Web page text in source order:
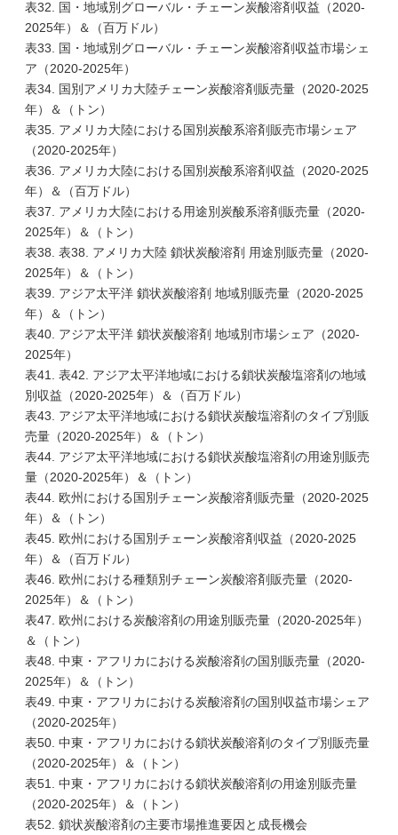
表32. 国・地域別グローバル・チェーン炭酸溶剤収益（2020-
2025年）＆（百万ドル）
表33. 国・地域別グローバル・チェーン炭酸溶剤収益市場シェ
ア（2020-2025年）
表34. 国別アメリカ大陸チェーン炭酸溶剤販売量（2020-2025
年）＆（トン）
表35. アメリカ大陸における国別炭酸系溶剤販売市場シェア
（2020-2025年）
表36. アメリカ大陸における国別炭酸系溶剤収益（2020-2025
年）＆（百万ドル）
表37. アメリカ大陸における用途別炭酸系溶剤販売量（2020-
2025年）＆（トン）
表38. 表38. アメリカ大陸 鎖状炭酸溶剤 用途別販売量（2020-
2025年）＆（トン）
表39. アジア太平洋 鎖状炭酸溶剤 地域別販売量（2020-2025
年）＆（トン）
表40. アジア太平洋 鎖状炭酸溶剤 地域別市場シェア（2020-
2025年）
表41. 表42. アジア太平洋地域における鎖状炭酸塩溶剤の地域
別収益（2020-2025年）＆（百万ドル）
表43. アジア太平洋地域における鎖状炭酸塩溶剤のタイプ別販
売量（2020-2025年）＆（トン）
表44. アジア太平洋地域における鎖状炭酸塩溶剤の用途別販売
量（2020-2025年）＆（トン）
表44. 欧州における国別チェーン炭酸溶剤販売量（2020-2025
年）＆（トン）
表45. 欧州における国別チェーン炭酸溶剤収益（2020-2025
年）＆（百万ドル）
表46. 欧州における種類別チェーン炭酸溶剤販売量（2020-
2025年）＆（トン）
表47. 欧州における炭酸溶剤の用途別販売量（2020-2025年）
＆（トン）
表48. 中東・アフリカにおける炭酸溶剤の国別販売量（2020-
2025年）＆（トン）
表49. 中東・アフリカにおける炭酸溶剤の国別収益市場シェア
（2020-2025年）
表50. 中東・アフリカにおける鎖状炭酸溶剤のタイプ別販売量
（2020-2025年）＆（トン）
表51. 中東・アフリカにおける鎖状炭酸溶剤の用途別販売量
（2020-2025年）＆（トン）
表52. 鎖状炭酸溶剤の主要市場推進要因と成長機会